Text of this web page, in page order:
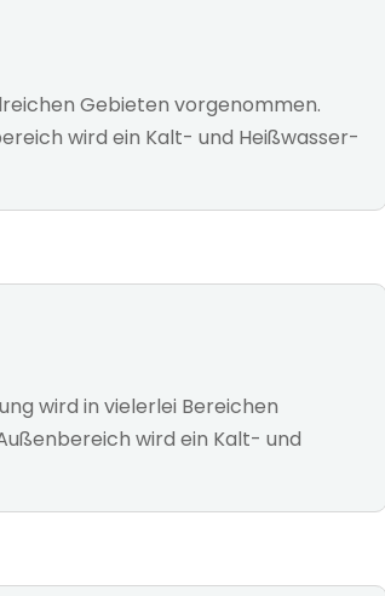
Gebieten vorgenommen.
wird ein Kalt- und Heißwasser-
wird in vielerlei Bereichen
wird ein Kalt- und